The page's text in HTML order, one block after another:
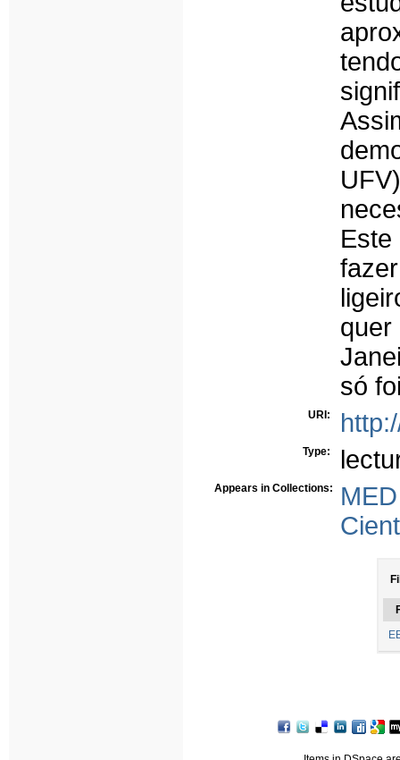
só
URI:
Type:
Appears in Collections: